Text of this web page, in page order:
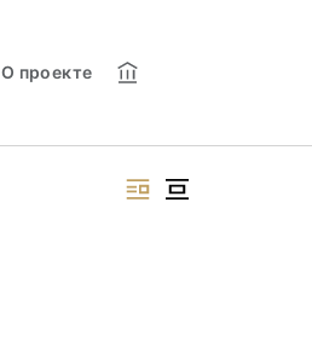
О проекте